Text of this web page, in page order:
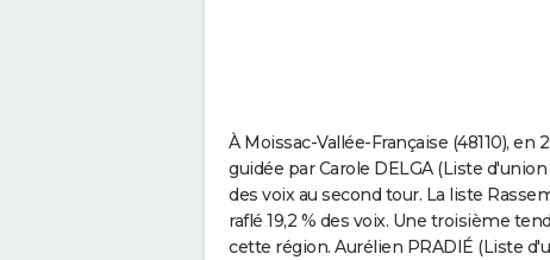
À Moissac-Vallée-Française (48110),
guidée par Carole DELGA (Liste
des voix au second tour. La liste
raflé 19,2 % des voix. Une troisième
cette région. Aurélien PRADIÉ (Liste